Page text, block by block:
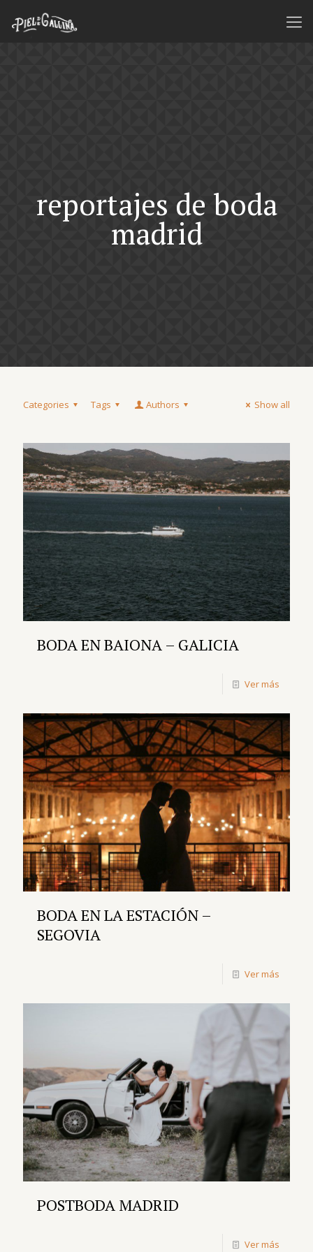
reportajes de boda
madrid
Categories Tags Authors Show all
BODA EN BAIONA – GALICIA
Ver más
BODA EN LA ESTACIÓN –
SEGOVIA
Ver más
POSTBODA MADRID
Ver más